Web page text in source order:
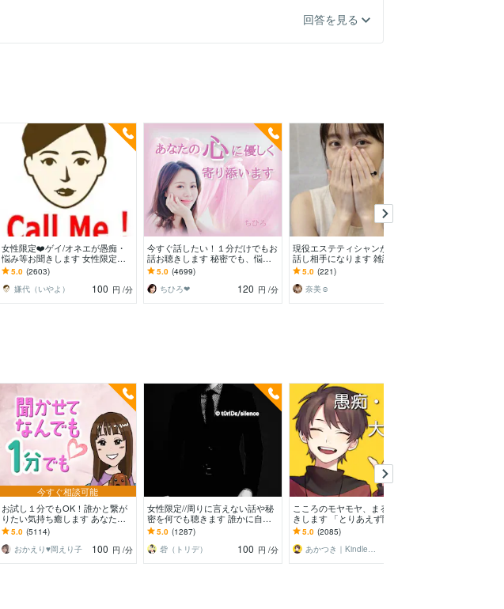
回答を見る
女性限定❤️ゲイ/オネエが愚痴・
悩み等お聞きします 女性限定！
ゲイ/オネエが恋愛/人間関係など
何でも聞くわよ！
5.0 (2603)
嫌代（いやよ）
100 円 /分
今すぐ話したい！１分だけでもお
話お聴きします 秘密でも、悩み
でも、甘えたいな～でも何でもO
Kです♪
5.0 (4699)
ちひろ❤
120 円 /分
現役エステティシャンが優しくお
話し相手になります 雑談・悩
み・恋愛相談・秘密・愚痴？話し
て解放されてね°˖✧
5.0 (221)
奈美☺︎
今すぐ相談可能
お試し１分でもOK！誰かと繋が
りたい気持ち癒します あなたが
主役/カウンセリングじゃない/た
だ静かに寄り添います
5.0 (5114)
おかえり♥️岡えり子
100 円 /分
女性限定//周りに言えない話や秘
密を何でも聴きます 誰かに自分
の中にあるものを聴いて欲しいあ
なたへ
5.0 (1287)
砦（トリデ）
100 円 /分
こころのモヤモヤ、まるっとお聞
きします 「とりあえず聞いてほ
しい」というあなたに。優しく傾
聴します
5.0 (2085)
あかつき｜Kindle本出版中